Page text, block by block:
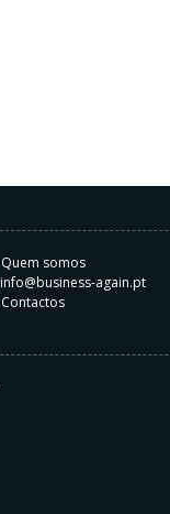
Quem somos
info@business-again.pt
Contactos